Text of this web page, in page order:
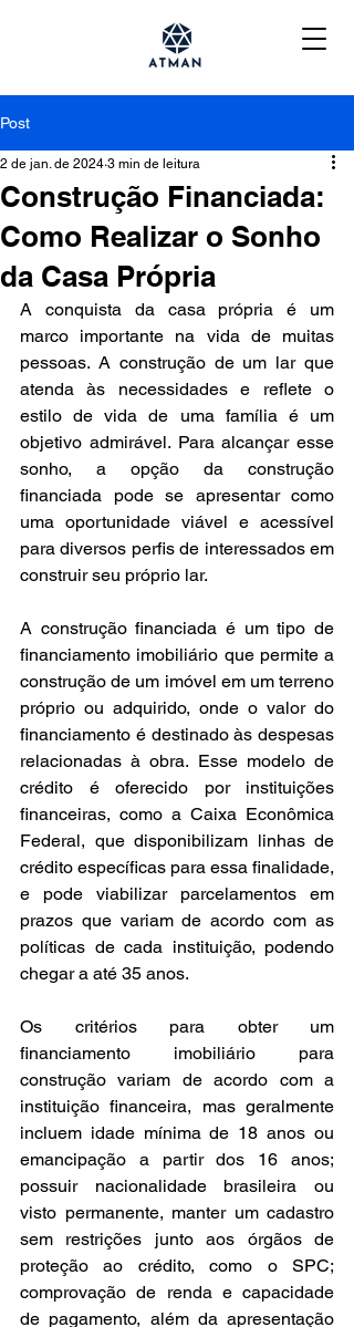
Post
Construção Financiada:
Como Realizar o Sonho
da Casa Própria
2 de jan. de 2024 3 min de leitura
A conquista da casa própria é um
marco importante na vida de muitas
pessoas. A construção de um lar que
atenda às necessidades e reflete o
estilo de vida de uma família é um
objetivo admirável. Para alcançar esse
sonho, a opção da construção
financiada pode se apresentar como
uma oportunidade viável e acessível
para diversos perfis de interessados em
construir seu próprio lar.
A construção financiada é um tipo de
financiamento imobiliário que permite a
construção de um imóvel em um terreno
próprio ou adquirido, onde o valor do
financiamento é destinado às despesas
relacionadas à obra. Esse modelo de
crédito é oferecido por instituições
financeiras, como a Caixa Econômica
Federal, que disponibilizam linhas de
crédito específicas para essa finalidade,
e pode viabilizar parcelamentos em
prazos que variam de acordo com as
políticas de cada instituição, podendo
chegar a até 35 anos.
Os critérios para obter um
financiamento imobiliário para
construção variam de acordo com a
instituição financeira, mas geralmente
incluem idade mínima de 18 anos ou
emancipação a partir dos 16 anos;
possuir nacionalidade brasileira ou
visto permanente, manter um cadastro
sem restrições junto aos órgãos de
proteção ao crédito, como o SPC;
comprovação de renda e capacidade
de pagamento, além da apresentação